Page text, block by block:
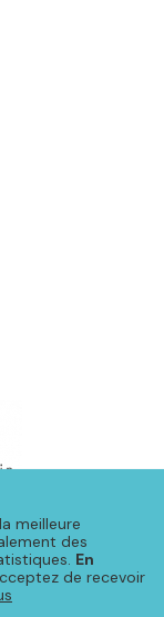
meilleure
des
En
de recevoir